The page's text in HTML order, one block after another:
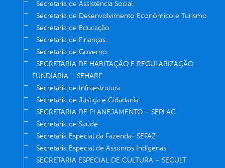
Secretaria de Assistência Social
Secretaria de Desenvolvimento Econômico e Turismo
Secretaria de Educação
Secretaria de Finanças
Secretaria de Governo
SECRETARIA DE HABITAÇÃO E REGULARIZAÇÃO
FUNDIÁRIA – SEHARF
Secretaria de Infraestrutura
Secretaria de Justiça e Cidadania
SECRETARIA DE PLANEJAMENTO – SEPLAC
Secretaria de Saúde
Secretaria Especial da Fazenda- SEFAZ
Secretaria Especial de Assuntos Indígenas
SECRETARIA ESPECIAL DE CULTURA – SECULT